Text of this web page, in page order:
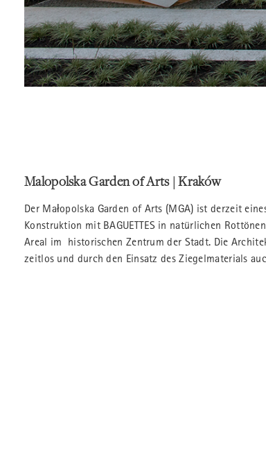
Malopolska Garden of Arts | Kraków
Der Małopolska Garden of Arts (MGA) ist derzeit
Konstruktion mit BAGUETTES in natürlichen
Areal im historischen Zentrum der Stadt. Die
zeitlos und durch den Einsatz des Ziegelmaterials